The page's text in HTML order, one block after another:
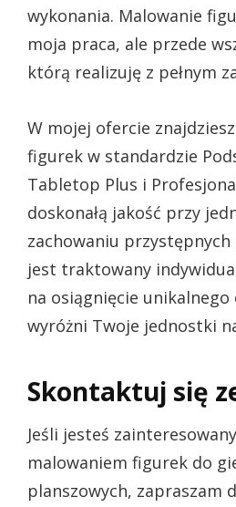
wykonania. Malowanie
moja praca, ale przede
którą realizuję z pełnym
W mojej ofercie
figurek w standardzie
Tabletop Plus i
doskonałą jakość przy
zachowaniu przystępnych
jest traktowany
na osiągnięcie
wyróżni Twoje jednostki
Skontaktuj się
Jeśli jesteś
malowaniem figurek do
planszowych, zapraszam